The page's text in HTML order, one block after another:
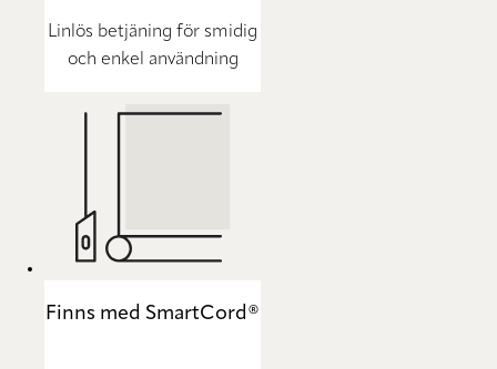
Linlös betjäning för smidig
och enkel användning
Finns med SmartCord®